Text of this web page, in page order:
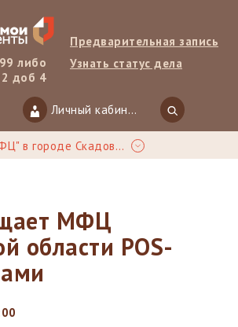
либо
доб 4
Предварительная запись
Узнать статус дела
Личный кабинет
Филиал ГКУ ХО "МФЦ" в городе Скадовск
МФЦ
области POS-